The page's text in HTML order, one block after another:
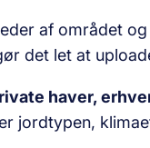
af området
det let at
haver,
jordtypen,